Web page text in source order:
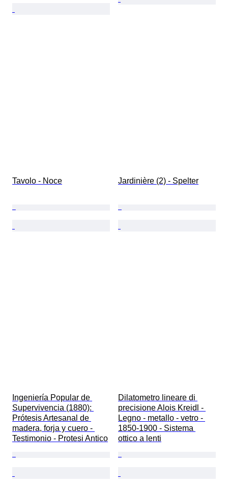
Tavolo - Noce Jardinière (2) - Spelter
Ingeniería Popular de
Supervivencia (1880):
Prótesis Artesanal de
madera, forja y cuero -
Testimonio - Protesi Antico
Dilatometro lineare di
precisione Alois Kreidl -
Legno - metallo - vetro -
1850-1900 - Sistema
ottico a lenti